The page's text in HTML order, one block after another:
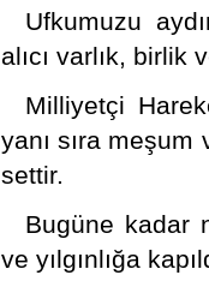
Ufkumuzu
alıcı varlık, birlik
Milliyetçi
yanı sıra meşum
settir.
Bugüne kadar
ve yılgınlığa